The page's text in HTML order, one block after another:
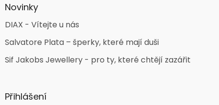
Novinky
DIAX - Vítejte u nás
Salvatore Plata – šperky, které mají duši
Sif Jakobs Jewellery - pro ty, které chtějí zazářit
Přihlášení